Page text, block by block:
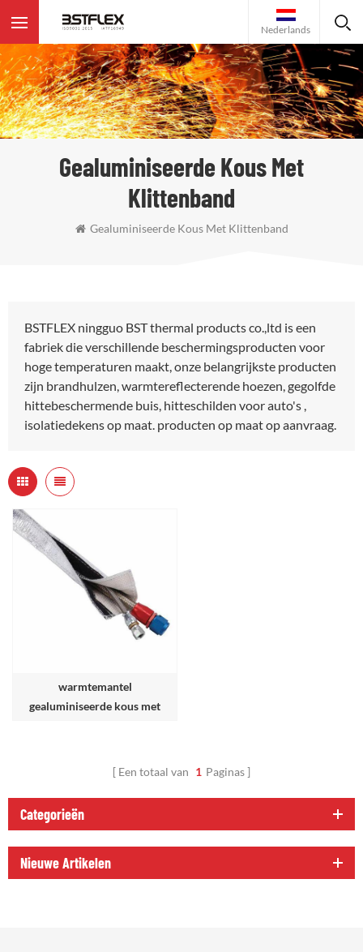
Nederlands
Gealuminiseerde Kous Met
Klittenband
Gealuminiseerde Kous Met Klittenband
BSTFLEX ningguo BST thermal products co.,ltd is een
fabriek die verschillende beschermingsproducten voor
hoge temperaturen maakt, onze belangrijkste producten
zijn brandhulzen, warmtereflecterende hoezen, gegolfde
hittebeschermende buis, hitteschilden voor auto's ,
isolatiedekens op maat. producten op maat op aanvraag.
warmtemantel
gealuminiseerde kous met
Een totaal van 1 Paginas
Categorieën
Nieuwe Artikelen